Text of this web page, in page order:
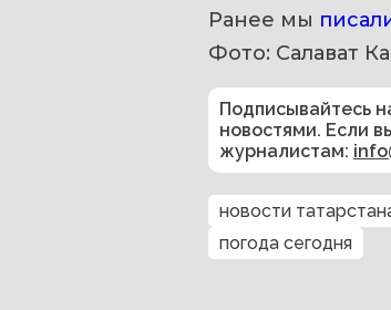
Ранее мы
Фото: Салават
Подписывайтесь
новостями. Если
журналистам:
новости
погода сегодня